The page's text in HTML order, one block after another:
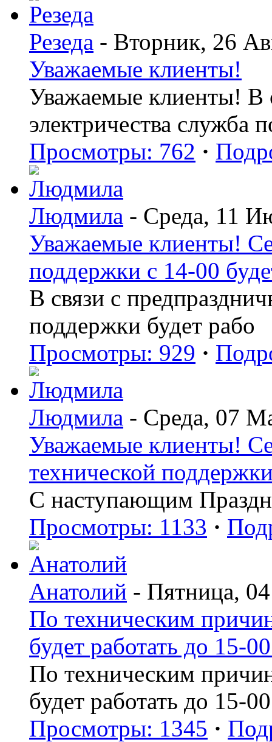
Резеда - Вторник, 26
Уважаемые клиенты!
Уважаемые клиенты! В
электричества служба
Просмотры: 762 ·
Людмила - Среда, 11
Уважаемые клиенты!
поддержки с 14-00
В связи с
поддержки будет рабо
Просмотры: 929 ·
Людмила - Среда, 07
Уважаемые клиенты!
технической
С наступающим
Просмотры: 1133 ·
Анатолий - Пятница,
По техническим
будет работать до 15-
По техническим
будет работать до 15-00
Просмотры: 1345 ·